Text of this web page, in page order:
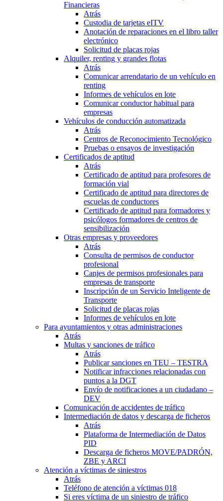
Financieras
Atrás
Custodia de tarjetas eITV
Anotación de reparaciones en el libro taller
electrónico
Solicitud de placas rojas
Alquiler, renting y grandes flotas
Atrás
Comunicar arrendatario de un vehículo en
renting
Informes de vehículos en lote
Comunicar conductor habitual para
empresas
Vehículos de conducción automatizada
Atrás
Centros de Reconocimiento Tecnológico
Pruebas o ensayos de investigación
Certificados de aptitud
Atrás
Certificado de aptitud para profesores de
formación vial
Certificado de aptitud para directores de
escuelas de conductores
Certificado de aptitud para formadores y
psicólogos formadores de centros de
sensibilización
Otras empresas y proveedores
Atrás
Consulta de permisos de conductor
profesional
Canjes de permisos profesionales para
empresas de transporte
Inscripción de un Servicio Inteligente de
Transporte
Solicitud de placas rojas
Informes de vehículos en lote
Para ayuntamientos y otras administraciones
Atrás
Multas y sanciones de tráfico
Atrás
Publicar sanciones en TEU – TESTRA
Notificar infracciones relacionadas con
puntos a la DGT
Envío de notificaciones a un ciudadano –
DEV
Comunicación de accidentes de tráfico
Intermediación de datos y descarga de ficheros
Atrás
Plataforma de Intermediación de Datos
PID
Descarga de ficheros MOVE/PADRÓN,
ZBE y ARCI
Atención a víctimas de siniestros
Atrás
Teléfono de atención a víctimas 018
Si eres víctima de un siniestro de tráfico